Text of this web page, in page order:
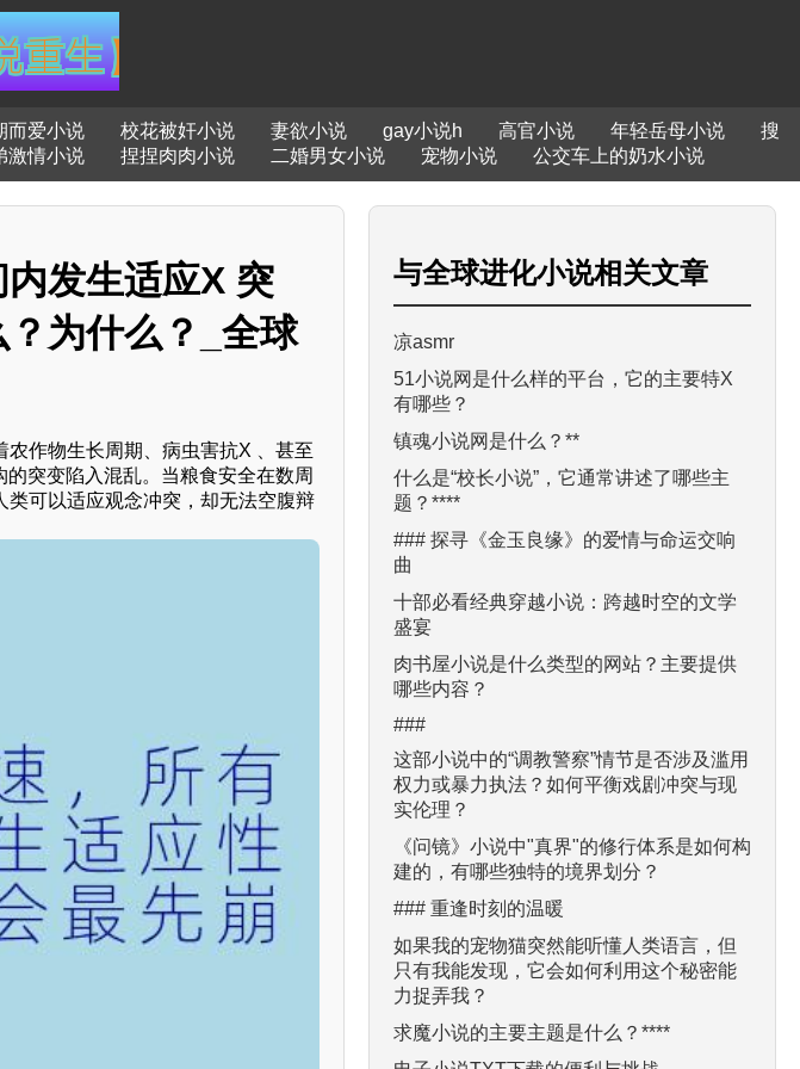
而爱小说 校花被奸小说 妻欲小说 gay小说h 高官小说 年轻岳母小说
搜
激情小说 捏捏肉肉小说 二婚男女小说 宠物小说 公交车上的奶水小说
发生适应X 突
为什么？_全球
作物生长周期、病虫害抗X 、甚至
突变陷入混乱。当粮食安全在数周
可以适应观念冲突，却无法空腹辩
与全球进化小说相关文章
凉asmr
51小说网是什么样的平台，它的主要特X
有哪些？
镇魂小说网是什么？**
什么是“校长小说”，它通常讲述了哪些主
题？****
### 探寻《金玉良缘》的爱情与命运交响
曲
十部必看经典穿越小说：跨越时空的文学
盛宴
肉书屋小说是什么类型的网站？主要提供
哪些内容？
###
这部小说中的“调教警察”情节是否涉及滥用
权力或暴力执法？如何平衡戏剧冲突与现
实伦理？
《问镜》小说中"真界"的修行体系是如何构
建的，有哪些独特的境界划分？
### 重逢时刻的温暖
如果我的宠物猫突然能听懂人类语言，但
只有我能发现，它会如何利用这个秘密能
力捉弄我？
求魔小说的主要主题是什么？****